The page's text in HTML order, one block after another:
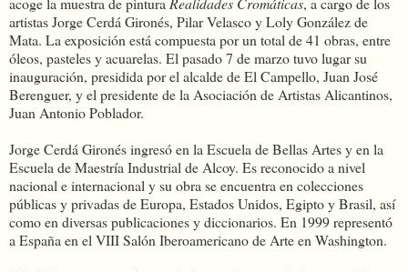
artistas Jorge Cerdá Gironés, Pilar Velasco y Loly González de
Mata. La exposición está compuesta por un total de 41 obras, entre
óleos, pasteles y acuarelas. El pasado 7 de marzo tuvo lugar su
inauguración, presidida por el alcalde de El Campello, Juan José
Berenguer, y el presidente de la Asociación de Artistas Alicantinos,
Juan Antonio Poblador.
Jorge Cerdá Gironés ingresó en la Escuela de Bellas Artes y en la
Escuela de Maestría Industrial de Alcoy. Es reconocido a nivel
nacional e internacional y su obra se encuentra en colecciones
públicas y privadas de Europa, Estados Unidos, Egipto y Brasil, así
como en diversas publicaciones y diccionarios. En 1999 representó
a España en el VIII Salón Iberoamericano de Arte en Washington.